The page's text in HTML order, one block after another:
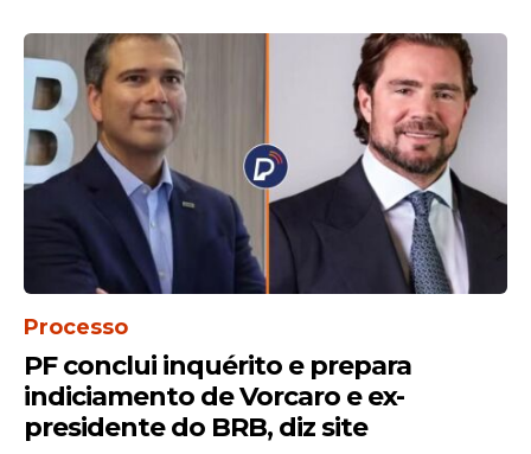
Processo
PF conclui inquérito e prepara
indiciamento de Vorcaro e ex-
presidente do BRB, diz site